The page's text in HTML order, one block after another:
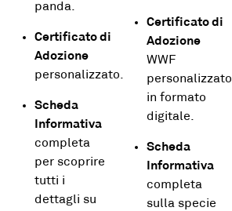
panda.
Certificato di
Adozione
personalizzato.
Scheda
Informativa
completa
per scoprire
tutti i
dettagli su
Certificato di
Adozione
WWF
personalizzato
in formato
digitale.
Scheda
Informativa
completa
sulla specie